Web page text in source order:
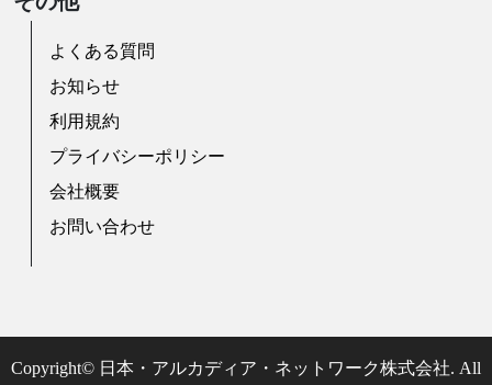
よくある質問
お知らせ
利用規約
プライバシーポリシー
会社概要
お問い合わせ
Copyright© 日本・アルカディア・ネットワーク株式会社. All